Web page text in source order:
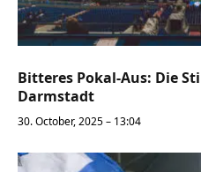
Bitteres Pokal-Aus: Die
Darmstadt
30. October, 2025 – 13:04